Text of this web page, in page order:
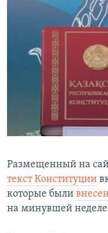
TÜRKMENÇE
Размещенный на
текст Конституции
которые были
на минувшей